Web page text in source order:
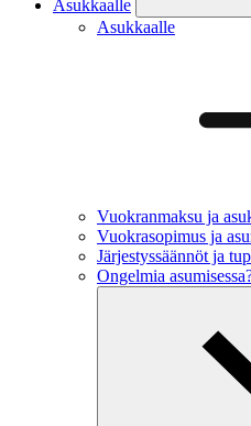
Asukkaalle
Asukkaalle
Vuokranmaksu ja
Vuokrasopimus ja
Järjestyssäännöt ja
Ongelmia